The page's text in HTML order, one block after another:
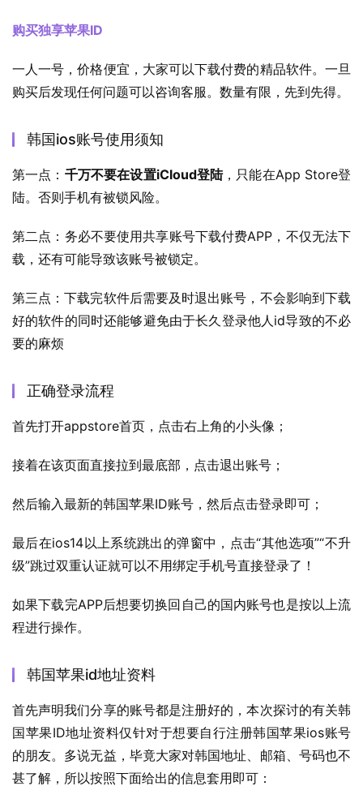
购买独享苹果ID
一人一号，价格便宜，大家可以下载付费的精品软件。一旦
购买后发现任何问题可以咨询客服。数量有限，先到先得。
韩国ios账号使用须知
第一点： 千万不要在设置iCloud登陆，只能在App Store登
陆。否则手机有被锁风险。
第二点：务必不要使用共享账号下载付费APP，不仅无法下
载，还有可能导致该账号被锁定。
第三点：下载完软件后需要及时退出账号，不会影响到下载
好的软件的同时还能够避免由于长久登录他人id导致的不必
要的麻烦
正确登录流程
首先打开appstore首页，点击右上角的小头像；
接着在该页面直接拉到最底部，点击退出账号；
然后输入最新的韩国苹果ID账号，然后点击登录即可；
最后在ios14以上系统跳出的弹窗中，点击“其他选项”“不升
级”跳过双重认证就可以不用绑定手机号直接登录了！
如果下载完APP后想要切换回自己的国内账号也是按以上流
程进行操作。
韩国苹果id地址资料
首先声明我们分享的账号都是注册好的，本次探讨的有关韩
国苹果ID地址资料仅针对于想要自行注册韩国苹果ios账号
的朋友。多说无益，毕竟大家对韩国地址、邮箱、号码也不
甚了解，所以按照下面给出的信息套用即可：